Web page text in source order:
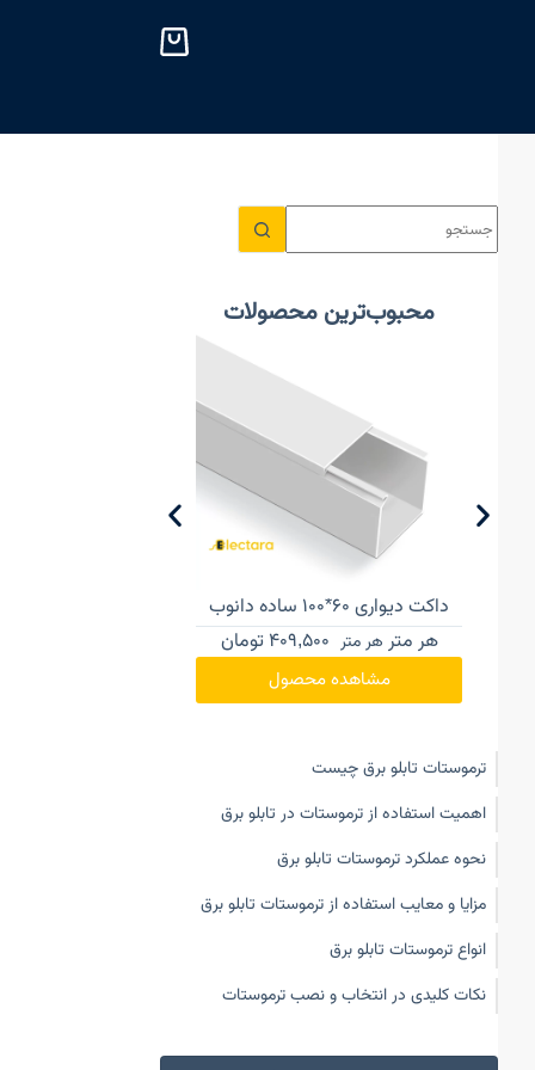
محبوب‌ترین محصولات
داکت دیواری ۶۰*۱۰۰ ساده دانوب
هر متر هر متر 409,500 تومان
مشاهده محصول
ترموستات تابلو برق چیست
اهمیت استفاده از ترموستات در تابلو برق
نحوه عملکرد ترموستات تابلو برق
مزایا و معایب استفاده از ترموستات تابلو برق
انواع ترموستات تابلو برق
نکات کلیدی در انتخاب و نصب ترموستات